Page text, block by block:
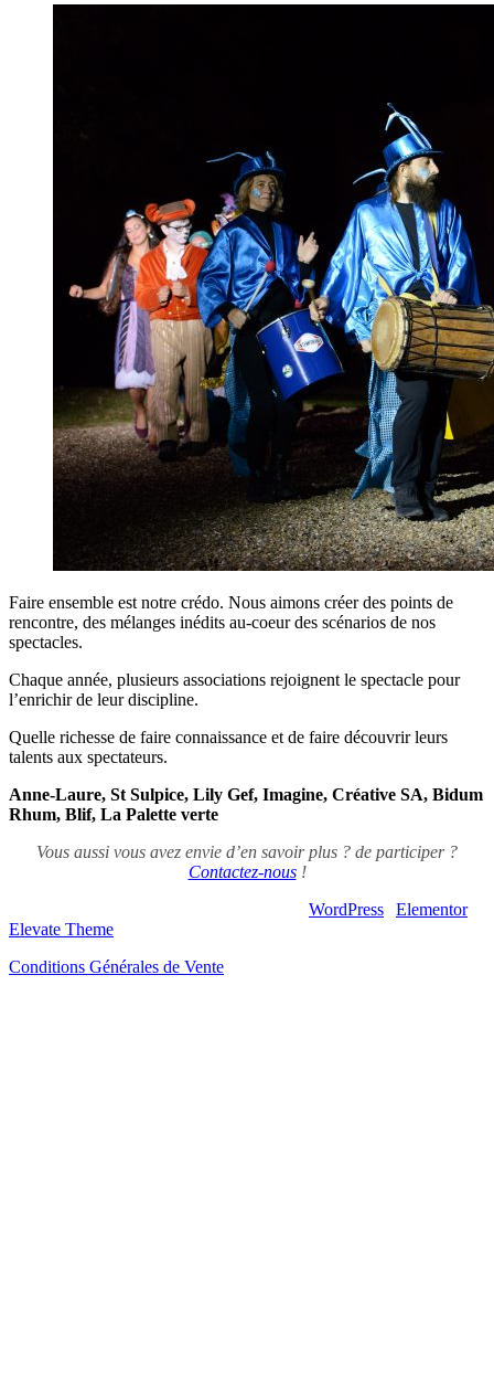
Faire ensemble est notre crédo. Nous aimons créer des points de
rencontre, des mélanges inédits au-coeur des scénarios de nos
spectacles.
Chaque année, plusieurs associations rejoignent le spectacle pour
l’enrichir de leur discipline.
Quelle richesse de faire connaissance et de faire découvrir leurs
talents aux spectateurs.
Anne-Laure, St Sulpice, Lily Gef, Imagine, Créative SA, Bidum
Rhum, Blif, La Palette verte
Vous aussi vous avez envie d’en savoir plus ? de participer ?
Contactez-nous!
WordPress Elementor|
Elevate Theme
Conditions Générales de Vente